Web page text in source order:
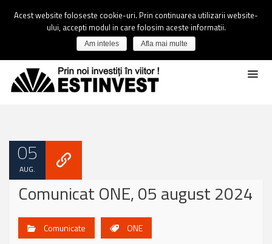
05
AUG.
Comunicat ONE, 05 august 2024
Comunicate ONE
Acest website foloseste cookie-uri. Prin continuarea utilizarii website-
ului, accepti modul in care folosim aceste informatii.
Am inteles Afla mai multe